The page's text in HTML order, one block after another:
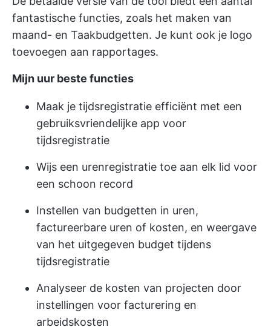
fantastische functies, zoals het maken van
maand- en Taakbudgetten. Je kunt ook je logo
toevoegen aan rapportages.
Mijn uur beste functies
Maak je tijdsregistratie efficiënt met een
gebruiksvriendelijke app voor
tijdsregistratie
Wijs een urenregistratie toe aan elk lid voor
een schoon record
Instellen van budgetten in uren,
factureerbare uren of kosten, en weergave
van het uitgegeven budget tijdens
tijdsregistratie
Analyseer de kosten van projecten door
instellingen voor facturering en
arbeidskosten